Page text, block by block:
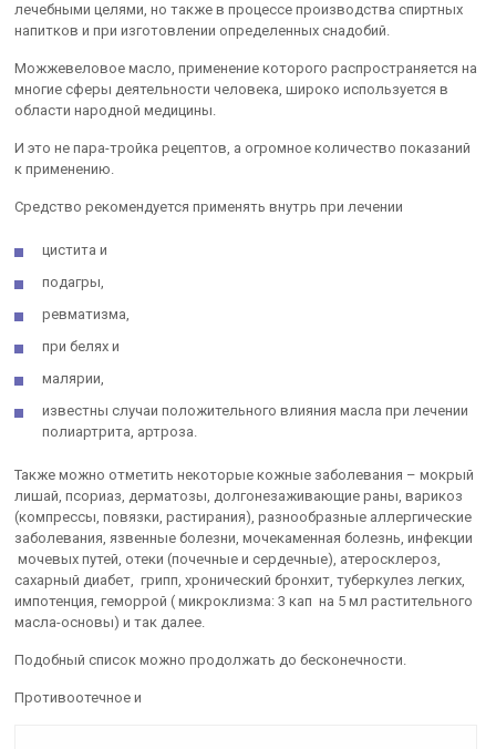
лечебными целями, но также в процессе производства спиртных
напитков и при изготовлении определенных снадобий.
Можжевеловое масло, применение которого распространяется на
многие сферы деятельности человека, широко используется в
области народной медицины.
И это не пара-тройка рецептов, а огромное количество показаний
к применению.
Средство рекомендуется применять внутрь при лечении
цистита и
подагры,
ревматизма,
при белях и
малярии,
известны случаи положительного влияния масла при лечении
полиартрита, артроза.
Также можно отметить некоторые кожные заболевания – мокрый
лишай, псориаз, дерматозы, долгонезаживающие раны, варикоз
(компрессы, повязки, растирания), разнообразные аллергические
заболевания, язвенные болезни, мочекаменная болезнь, инфекции
мочевых путей, отеки (почечные и сердечные), атеросклероз,
сахарный диабет, грипп, хронический бронхит, туберкулез легких,
импотенция, геморрой ( микроклизма: 3 кап на 5 мл растительного
масла-основы) и так далее.
Подобный список можно продолжать до бесконечности.
Противоотечное и